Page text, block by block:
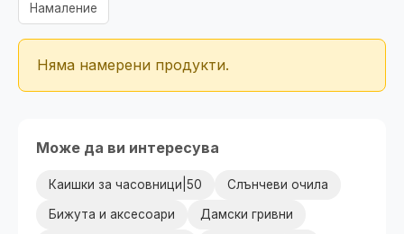
Намаление
Няма намерени продукти.
Може да ви интересува
Каишки за часовници|50 Слънчеви очила
Бижута и аксесоари Дамски гривни